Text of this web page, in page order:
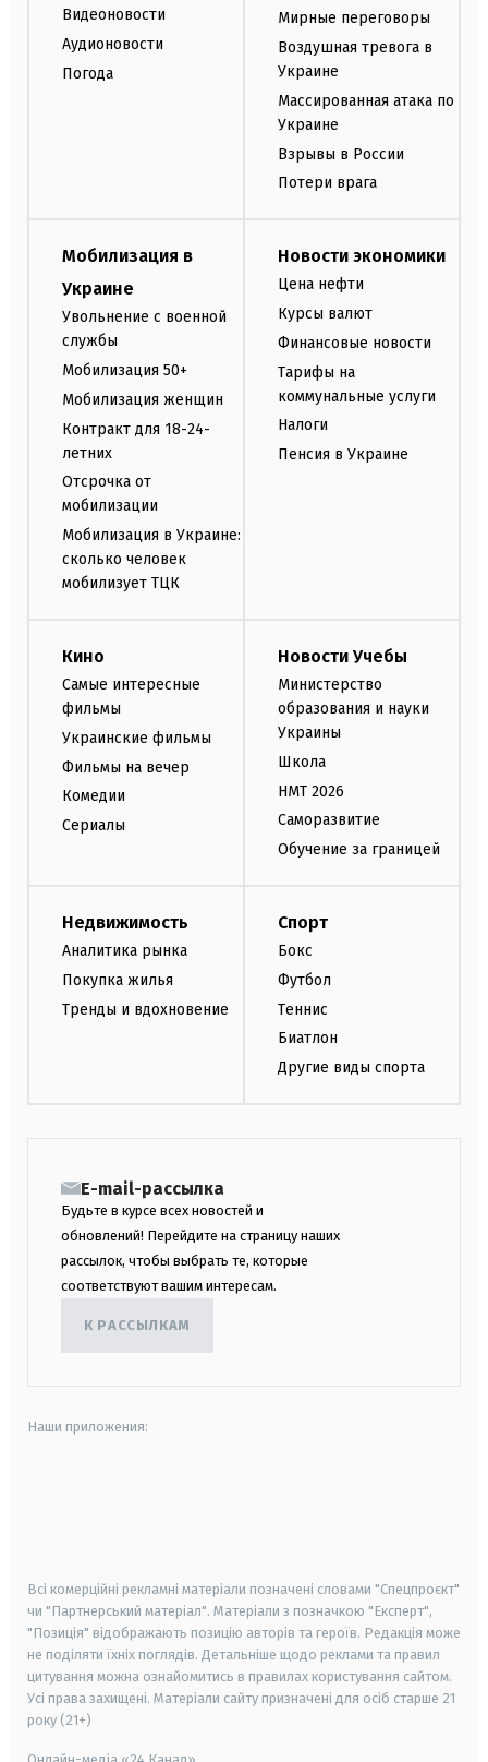
Видеоновости
Аудионовости
Погода
Мирные переговоры
Воздушная тревога в
Украине
Массированная атака по
Украине
Взрывы в России
Потери врага
Мобилизация в
Украине
Увольнение с военной
службы
Мобилизация 50+
Мобилизация женщин
Контракт для 18-24-
летних
Отсрочка от
мобилизации
Мобилизация в Украине:
сколько человек
мобилизует ТЦК
Новости экономики
Цена нефти
Курсы валют
Финансовые новости
Тарифы на
коммунальные услуги
Налоги
Пенсия в Украине
Кино
Самые интересные
фильмы
Украинские фильмы
Фильмы на вечер
Комедии
Сериалы
Новости Учебы
Министерство
образования и науки
Украины
Школа
НМТ 2026
Саморазвитие
Обучение за границей
Недвижимость
Аналитика рынка
Покупка жилья
Тренды и вдохновение
Спорт
Бокс
Футбол
Теннис
Биатлон
Другие виды спорта
E-mail-рассылка
Будьте в курсе всех новостей и
обновлений! Перейдите на страницу наших
рассылок, чтобы выбрать те, которые
соответствуют вашим интересам.
К РАССЫЛКАМ
Наши приложения:
Всі комерційні рекламні матеріали позначені словами "Спецпроєкт"
чи "Партнерський матеріал". Матеріали з позначкою "Експерт",
"Позиція" відображають позицію авторів та героїв. Редакція може
не поділяти їхніх поглядів. Детальніше щодо реклами та правил
цитування можна ознайомитись в правилах користування сайтом.
Усі права захищені. Матеріали сайту призначені для осіб старше 21
року (21+)